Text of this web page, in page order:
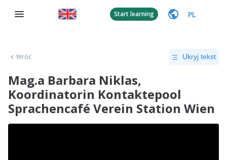
Start learning PL
Wróć Ukryj tekst
Mag.a Barbara Niklas,
Koordinatorin Kontaktepool
Sprachencafé Verein Station Wien